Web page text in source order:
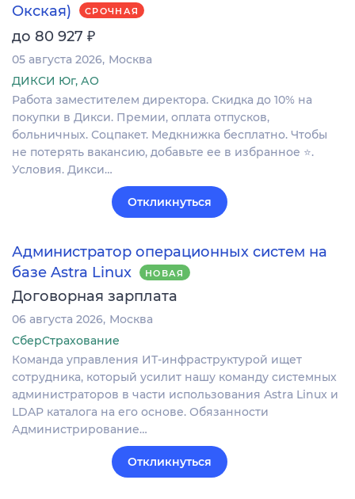
Окская)
СРОЧНАЯ
до 80 927 ₽
05 августа 2026 Москва
ДИКСИ Юг, АО
Работа заместителем директора. Скидка до 10% на
покупки в Дикси. Премии, оплата отпусков,
больничных. Соцпакет. Медкнижка бесплатно. Чтобы
не потерять вакансию, добавьте ее в избранное ⭐.
Условия. Дикси…
Откликнуться
Администратор операционных систем на
базе Astra Linux
НОВАЯ
Договорная зарплата
06 августа 2026 Москва
СберСтрахование
Команда управления ИТ-инфраструктурой ищет
сотрудника, который усилит нашу команду системных
администраторов в части использования Astra Linux и
LDAP каталога на его основе. Обязанности
Администрирование…
Откликнуться